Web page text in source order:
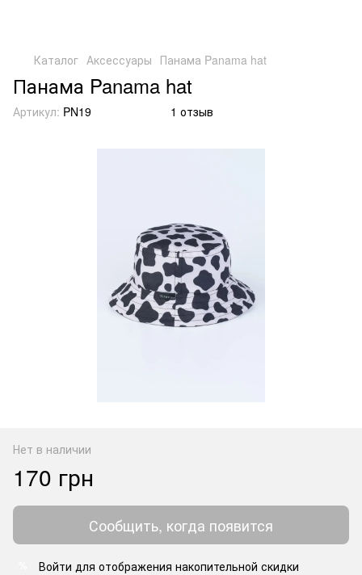
Каталог Аксессуары Панама Panama hat
Панама Panama hat
Артикул: PN19 1 отзыв
Нет в наличии
170 грн
Сообщить, когда появится
Войти для отображения накопительной скидки